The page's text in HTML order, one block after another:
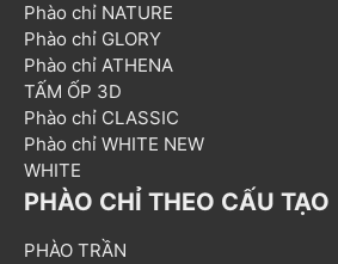
Phào chỉ NATURE
Phào chỉ GLORY
Phào chỉ ATHENA
TẤM ỐP 3D
Phào chỉ CLASSIC
Phào chỉ WHITE NEW
WHITE
PHÀO CHỈ THEO CẤU TẠO
PHÀO TRẦN